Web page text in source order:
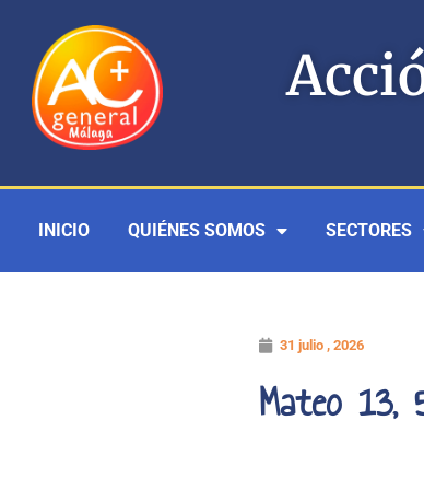
contenido
INICIO QUIÉNES SOMOS SECTORES
31 julio , 2026
Mateo 13,